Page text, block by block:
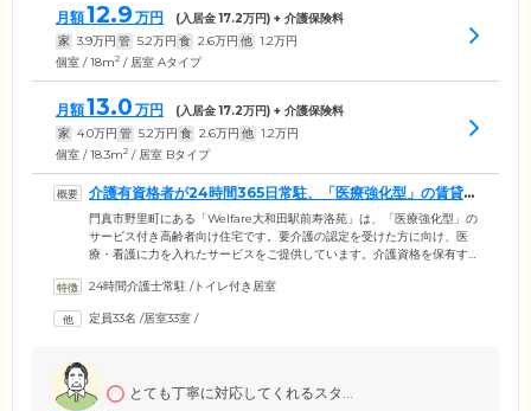
月額12.9 万円 (入居金17.2万円) + 介護保険料
家 3.9万円 管 5.2万円 食 2.6万円 他 1.2万円
個室 / 18m2 / 居室 Aタイプ
月額13.0 万円 (入居金17.2万円) + 介護保険料
家 4.0万円 管 5.2万円 食 2.6万円 他 1.2万円
個室 / 18.3m2 / 居室 Bタイプ
介護有資格者が24時間365日常駐、「医療強化型」の賃貸住
宅です
門真市野里町にある「Welfare大和田駅前寿洛苑」は、「医療強化型」の
サービス付き高齢者向け住宅です。要介護の認定を受けた方に向け、医
療・看護に力を入れたサービスをご提供しています。介護資格を保有す
医療・看護サービスが提供できるため、介護度が高い方でも安心して暮
訪問診療・訪問看護などの医療サービスもご利用できます。認知症の方
24時間介護士常駐 /トイレ付き居室
定員33名 /居室33室 /
とても丁寧に対応してくれるスタ...